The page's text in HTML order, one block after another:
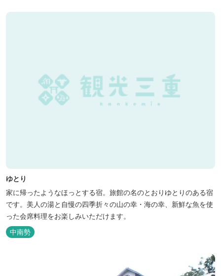
ゆとり
家に帰ったようなほっとする宿。旅館の名のとおりゆとりのある宿
です。美人の湯と自慢の四季折々の山の幸・海の幸、新鮮な魚を使
った会席料理をお楽しみいただけます。
中南勢